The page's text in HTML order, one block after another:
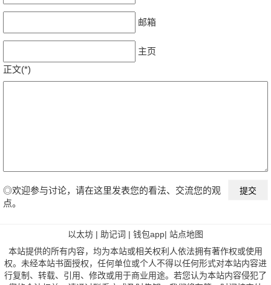
邮箱
主页
正文(*)
◎欢迎参与讨论，请在这里发表您的看法、交流您的观
点。
以太坊 | 助记词 | 钱包app| 站点地图
本站提供的所有内容，均为本站或相关权利人依法拥有著作权或使用
权。未经本站书面授权，任何单位或个人不得以任何形式对本站内容进
行复制、转载、引用、修改或用于商业用途。若您认为本站内容侵犯了